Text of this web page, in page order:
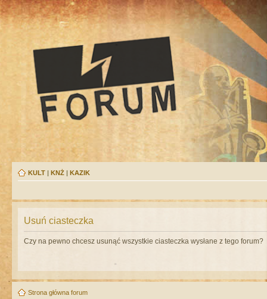
KULT | KNŻ | KAZIK
Usuń ciasteczka
Czy na pewno chcesz usunąć wszystkie ciasteczka wysłane z tego forum?
Strona główna forum